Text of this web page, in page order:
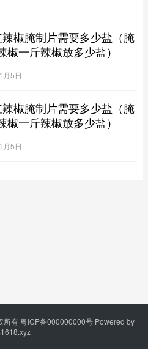
直接加入木瓜蛋白酶，和复合磷
？？腌一斤牛肉需要一钱松肉粉，
椒腌制片需要多少盐（腌
椒一斤辣椒放多少盐）
月5日
椒腌制片需要多少盐（腌
椒一斤辣椒放多少盐）
月5日
所有粤ICP备000000000号Powered by